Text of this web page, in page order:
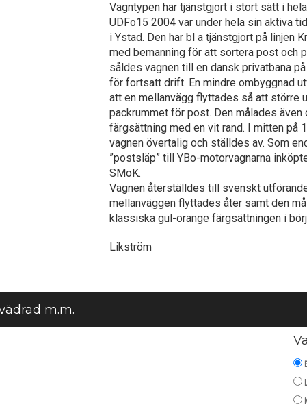
Vagntypen har tjänstgjort i stort sätt i
UDFo15 2004 var under hela sin aktiva
i Ystad. Den har bl a tjänstgjort på linjen
med bemanning för att sortera post och
såldes vagnen till en dansk privatbana
för fortsatt drift. En mindre ombyggnad
att en mellanvägg flyttades så att större
packrummet för post. Den målades även
färgsättning med en vit rand. I mitten på
vagnen övertalig och ställdes av. Som
”postsläp” till YBo-motorvagnarna
SMoK.
Vagnen återställdes till svenskt
mellanväggen flyttades åter samt den
klassiska gul-orange färgsättningen i
Likström
m.m.